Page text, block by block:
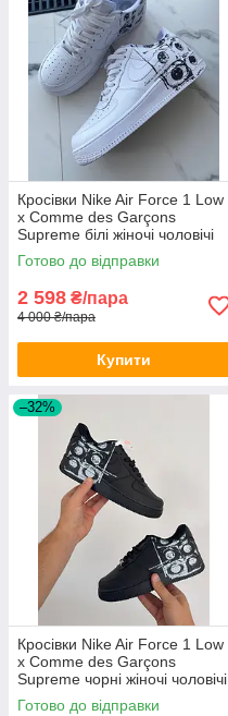
Кросівки Nike Air Force 1 Low
х Comme des Garçons
Supreme білі жіночі чоловічі
Готово до відправки
2 598 ₴/пара
4 000 ₴/пара
Купити
–32%
Кросівки Nike Air Force 1 Low
х Comme des Garçons
Supreme чорні жіночі чоловічі
Готово до відправки